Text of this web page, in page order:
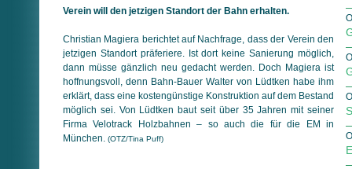
Verein will den jetzigen Standort der Bahn erhalten.
Christian Magiera berichtet auf Nachfrage, dass der Verein den
jetzigen Standort präferiere. Ist dort keine Sanierung möglich,
dann müsse gänzlich neu gedacht werden. Doch Magiera ist
hoff­nungs­voll, denn Bahn-Bauer Walter von Lüdtken habe ihm
erklärt, dass eine kostengünstige Konstruktion auf dem Bestand
möglich sei. Von Lüdtken baut seit über 35 Jahren mit seiner
Firma Velotrack Holzbahnen – so auch die für die EM in
München. (OTZ/Tina Puff)